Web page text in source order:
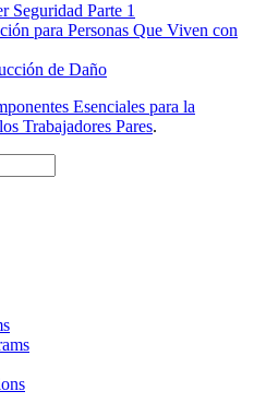
Seguridad Parte 1
para Personas Que Viven con
de Daño
Esenciales para la
Trabajadores Pares.